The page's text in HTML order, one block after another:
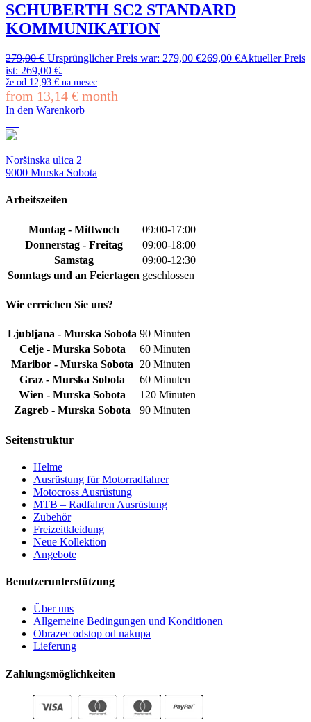
SCHUBERTH SC2 STANDARD
KOMMUNIKATION
279,00€ Ursprünglicher Preis war: 279,00 €269,00 €Aktueller Preis
ist: 269,00 €.
že od 12,93 € na mesec
from 13,14 € month
In den Warenkorb
Noršinska ulica 2
9000 Murska Sobota
Arbeitszeiten
Montag - Mittwoch
09:00-17:00
Donnerstag - Freitag
09:00-18:00
Samstag
09:00-12:30
Sonntags und an Feiertagen geschlossen
Wie erreichen Sie uns?
Ljubljana - Murska Sobota 90 Minuten
Celje - Murska Sobota
60 Minuten
Maribor - Murska Sobota
20 Minuten
Graz - Murska Sobota
60 Minuten
Wien - Murska Sobota
120 Minuten
Zagreb - Murska Sobota
90 Minuten
Seitenstruktur
Helme
Ausrüstung für Motorradfahrer
Motocross Ausrüstung
MTB – Radfahren Ausrüstung
Zubehör
Freizeitkleidung
Neue Kollektion
Angebote
Benutzerunterstützung
Über uns
Allgemeine Bedingungen und Konditionen
Obrazec odstop od nakupa
Lieferung
Zahlungsmöglichkeiten